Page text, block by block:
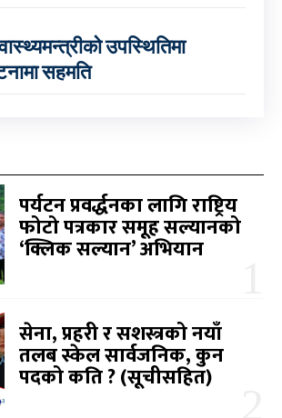
उपस्थितिमा
सहमति
पर्यटन प्रवर्द्धनका लागि राष्ट्रिय
फोटो पत्रकार समूह सल्यानको
‘क्लिक सल्यान’ अभियान
सेना, प्रहरी र सशस्त्रको नयाँ
तलब स्केल सार्वजनिक, कुन
पदको कति ? (सूचीसहित)